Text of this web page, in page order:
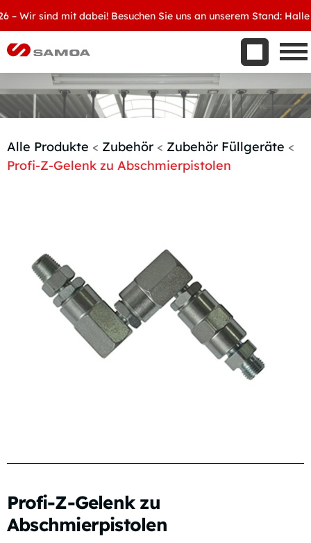
Wir sind mit dabei! Besuchen Sie uns an unserem Stand: Halle
Aktuelles
Kontakt
Handelspartner werden
Alle Produkte < Zubehör < Zubehör Füllgeräte <
Profi-Z-Gelenk zu Abschmierpistolen
Profi-Z-Gelenk zu
Abschmierpistolen